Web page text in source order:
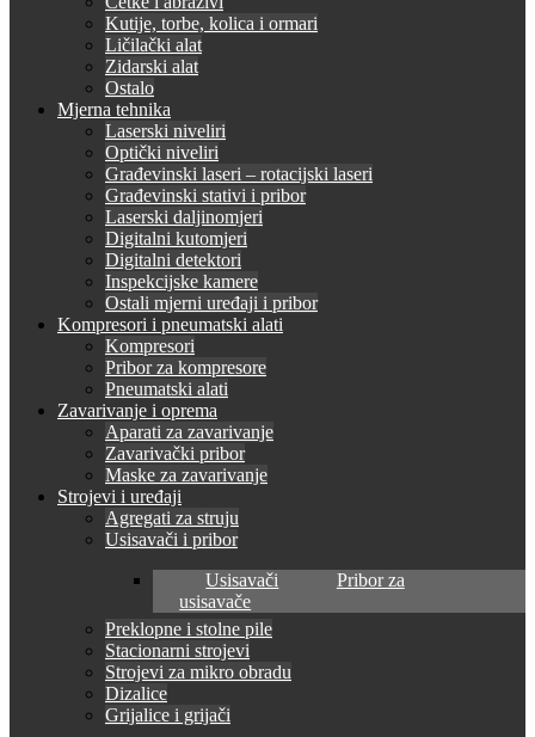
Kutije, torbe, kolica i ormari
Ličilački alat
Zidarski alat
Ostalo
Mjerna tehnika
Laserski niveliri
Optički niveliri
Građevinski laseri – rotacijski laseri
Građevinski stativi i pribor
Laserski daljinomjeri
Digitalni kutomjeri
Digitalni detektori
Inspekcijske kamere
Ostali mjerni uređaji i pribor
Kompresori i pneumatski alati
Kompresori
Pribor za kompresore
Pneumatski alati
Zavarivanje i oprema
Aparati za zavarivanje
Zavarivački pribor
Maske za zavarivanje
Strojevi i uređaji
Agregati za struju
Usisavači i pribor
Usisavači
Pribor za
usisavače
Preklopne i stolne pile
Stacionarni strojevi
Strojevi za mikro obradu
Dizalice
Grijalice i grijači